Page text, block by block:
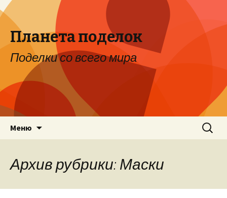
Планета поделок
Поделки со всего мира
Меню Найти:
Архив рубрики: Маски